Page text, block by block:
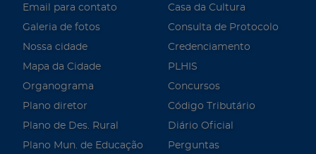
Email para contato
Galeria de fotos
Nossa cidade
Mapa da Cidade
Organograma
Plano diretor
Plano de Des. Rural
Plano Mun. de Educação
Casa da Cultura
Consulta de Protocolo
Credenciamento
PLHIS
Concursos
Código Tributário
Diário Oficial
Perguntas